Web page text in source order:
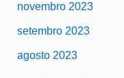
novembro 2023
setembro 2023
agosto 2023